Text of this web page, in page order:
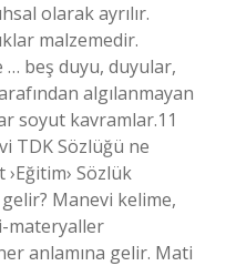
olarak ayrılır.
malzemedir.
… beş duyu, duyular,
algılanmayan
soyut kavramlar.11
TDK Sözlüğü ne
Sözlük
Manevi kelime,
materyaller
anlamına gelir. Mati